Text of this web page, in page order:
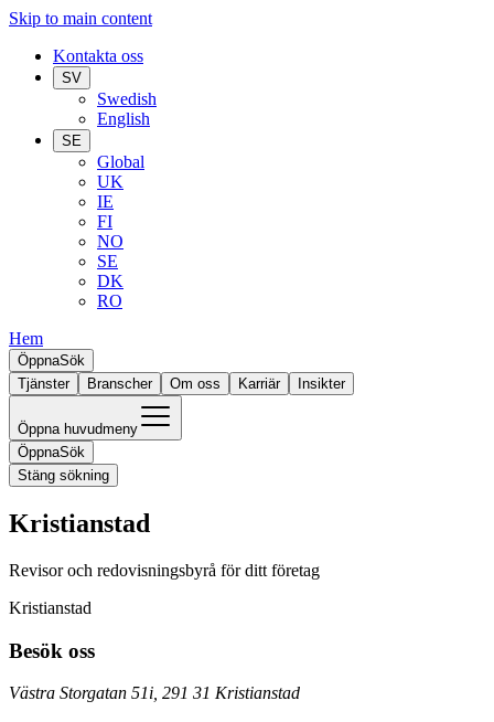
Skip to main content
Kontakta oss
SV
Swedish
English
SE
Global
UK
IE
FI
NO
SE
DK
RO
Hem
ÖppnaSök
Tjänster
Branscher Om oss Karriär Insikter
Öppna huvudmeny
ÖppnaSök
Stäng sökning
Kristianstad
Revisor och redovisningsbyrå för ditt företag
Kristianstad
Besök oss
Västra Storgatan 51i, 291 31 Kristianstad